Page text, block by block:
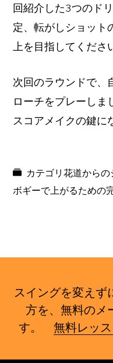
回紹介した3つのド
定、転がしショット
上を目指してくださ
次回のラウンドで、
ローチをプレーしま
スコアメイクの鍵に
カテゴリ花道から
ボギーで上がるための
スイングを変えず
方を、無料のメ
す。 無料レッ